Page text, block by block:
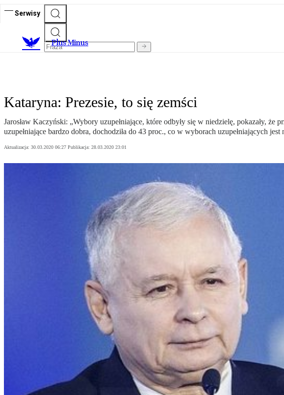
Serwisy
Plus Minus
Kataryna: Prezesie, to się zemści
Jarosław Kaczyński: „Wybory uzupełniające, które odbyły się w niedzielę, pokazały,
uzupełniające bardzo dobra, dochodziła do 43 proc., co w wyborach uzupełniających
Aktualizacja: 30.03.2020 06:27 Publikacja: 28.03.2020 23:01